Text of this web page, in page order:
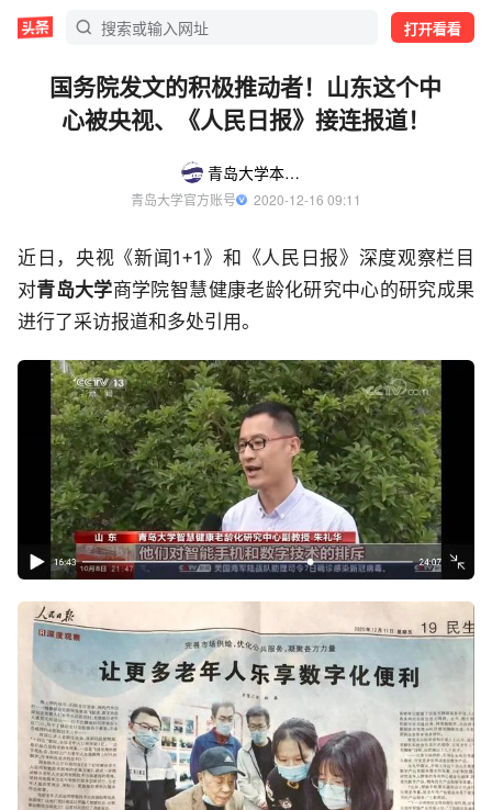
打开看看
国务院发文的积极推动者！山东这个中
心被央视、《人民日报》接连报道！
青岛大学本科招生
青岛大学官方账号
  2020-12-16 09:11
近日，央视《新闻1+1》和《人民日报》深度观察栏目
对青岛大学商学院智慧健康老龄化研究中心的研究成果
进行了采访报道和多处引用。